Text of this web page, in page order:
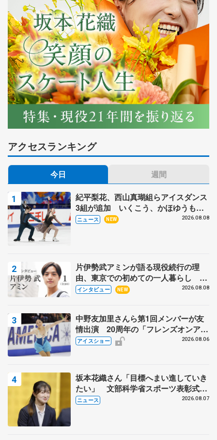
アクセスランキング
今日 週間
紀平梨花、西山真瑚組らアイスダンス
3組が追加 いくこう、かほゆうも、
木下グループ杯
ニュース NEW 2026.08.08
片伊勢武アミンが語る現役続行の理
由、東京での初めての一人暮らし 注
目スケーターの「今」に迫る
インタビュー NEW 2026.08.08
中野友加里さんら第1回メンバーが友
情出演 20周年の「フレンズオンアイ
ス」 宮本賢二さん、有川梨絵さん、
アイスショー 2026.08.06
坂本花織さん「目標へまい進していき
たい」 文部科学省スポーツ表彰式で
代表謝辞
ニュース 2026.08.07